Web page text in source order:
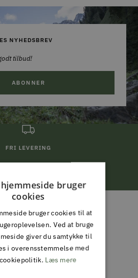
NYHEDSBREV
tilbud!
ABONNER
FRI LEVERING
Gå
slide
1
Gå
slide
2
Gå
slide
3
Gå
slide
4
PARK & FRITID
& OUTDOOR,
HAVE & PARK
bruger
cookies
bruger cookies til at
Ved at bruge
giver du samtykke til
i overensstemmelse med
Læs mere